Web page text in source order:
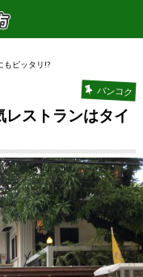
もピッタリ!?
バンコク
レストランはタイ